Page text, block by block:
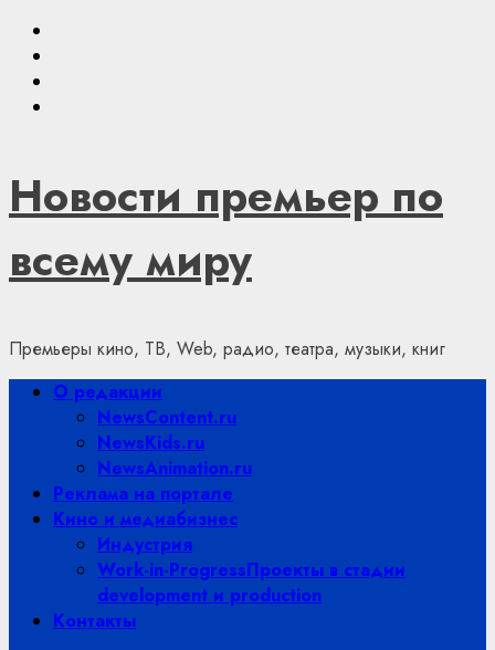
Skip
content
Новости премьер по
всему миру
Премьеры кино, ТВ, Web, радио, театра, музыки, книг
PrimaryО редакции
NewsContent.ru
NewsKids.ru
NewsAnimation.ru
Реклама на портале
Кино и медиабизнес
Индустрия
Work-in-ProgressПроекты в стадии
development и production
Контакты